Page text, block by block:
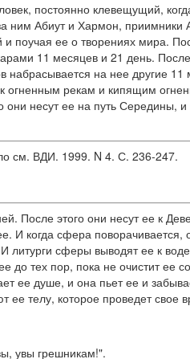
постоянно клевещущий,
ним Абиут и Хармон, приимники
и поучая ее о творениях мира.
11 месяцев и 21 день.
набрасывается на нее другие
к огненным рекам и кипящим
они несут ее на путь Середины,
см. ВДИ. 1999. N 4. С. 236-247.
После этого они несут ее к
И когда сфера
литурги сферы выводят ее к
до тех пор, пока не очистит
ее душе, и она пьет ее и
ее телу, которое проведет свое
увы грешникам!".